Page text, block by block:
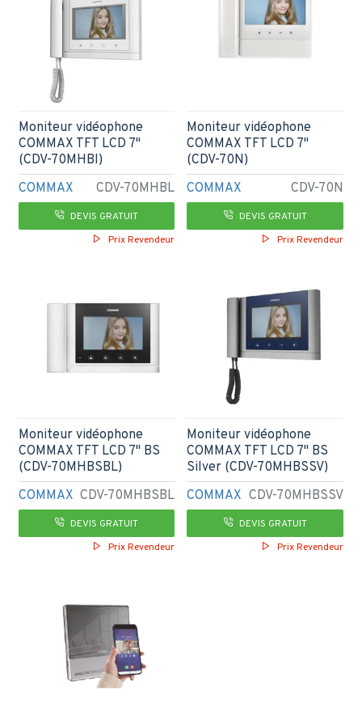
COMMAX CDV-70MHBL
Moniteur vidéophone
COMMAX TFT LCD 7''
(CDV-70MHBl)
DEVIS GRATUIT
Prix Revendeur
COMMAX CDV-70N
Moniteur vidéophone
COMMAX TFT LCD 7''
(CDV-70N)
DEVIS GRATUIT
Prix Revendeur
COMMAX CDV-70MHBSBL
Moniteur vidéophone
COMMAX TFT LCD 7'' BS
(CDV-70MHBSBL)
DEVIS GRATUIT
Prix Revendeur
COMMAX CDV-70MHBSSV
Moniteur vidéophone
COMMAX TFT LCD 7'' BS
Silver (CDV-70MHBSSV)
DEVIS GRATUIT
Prix Revendeur